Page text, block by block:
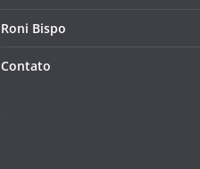
Roni Bispo
Contato